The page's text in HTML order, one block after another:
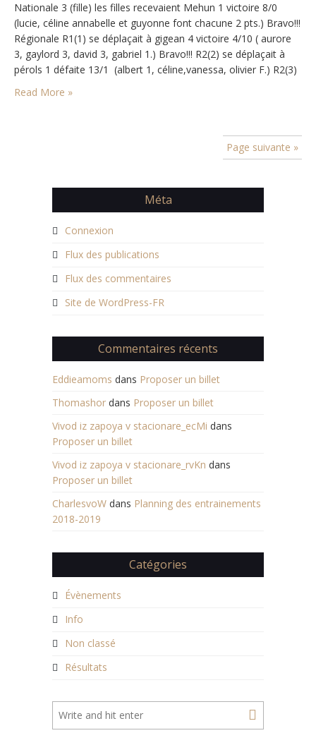
Nationale 3 (fille) les filles recevaient Mehun 1 victoire 8/0
(lucie, céline annabelle et guyonne font chacune 2 pts.) Bravo!!!
Régionale R1(1) se déplaçait à gigean 4 victoire 4/10 ( aurore
3, gaylord 3, david 3, gabriel 1.) Bravo!!! R2(2) se déplaçait à
pérols 1 défaite 13/1 (albert 1, céline,vanessa, olivier F.) R2(3)
recevait agde 2 défaite 6/8 (fred 3, serguei…
Read More »
Page suivante »
Méta
Connexion
Flux des publications
Flux des commentaires
Site de WordPress-FR
Commentaires récents
Eddieamoms dans Proposer un billet
Thomashor dans Proposer un billet
Vivod iz zapoya v stacionare_ecMi dans
Proposer un billet
Vivod iz zapoya v stacionare_rvKn dans
Proposer un billet
CharlesvoW dans Planning des entrainements
2018-2019
Catégories
Évènements
Info
Non classé
Résultats